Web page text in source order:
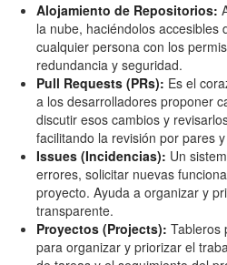
Alojamiento de Repositorios:
la nube, haciéndolos accesibles
cualquier persona con los
redundancia y seguridad.
Pull Requests (PRs): Es el
a los desarrolladores proponer
discutir esos cambios y
facilitando la revisión por pares
Issues (Incidencias): Un
errores, solicitar nuevas
proyecto. Ayuda a organizar y
transparente.
Proyectos (Projects): Tableros
para organizar y priorizar el